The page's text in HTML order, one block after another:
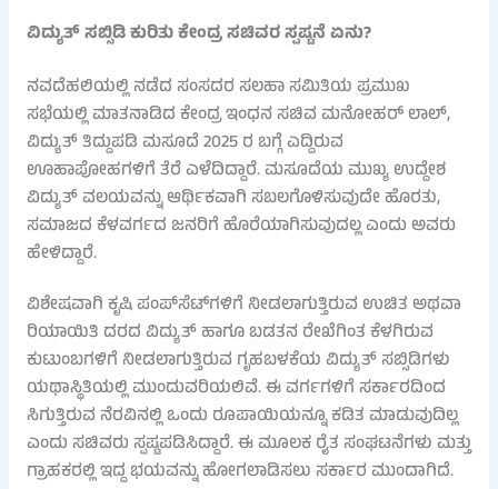
ವಿದ್ಯುತ್ ಸಬ್ಸಿಡಿ ಕುರಿತು ಕೇಂದ್ರ ಸಚಿವರ ಸ್ಪಷ್ಟನೆ ಏನು?
ನವದೆಹಲಿಯಲ್ಲಿ ನಡೆದ ಸಂಸದರ ಸಲಹಾ ಸಮಿತಿಯ ಪ್ರಮುಖ
ಸಭೆಯಲ್ಲಿ ಮಾತನಾಡಿದ ಕೇಂದ್ರ ಇಂಧನ ಸಚಿವ ಮನೋಹರ್ ಲಾಲ್,
ವಿದ್ಯುತ್ ತಿದ್ದುಪಡಿ ಮಸೂದೆ 2025 ರ ಬಗ್ಗೆ ಎದ್ದಿರುವ
ಊಹಾಪೋಹಗಳಿಗೆ ತೆರೆ ಎಳೆದಿದ್ದಾರೆ. ಮಸೂದೆಯ ಮುಖ್ಯ ಉದ್ದೇಶ
ವಿದ್ಯುತ್ ವಲಯವನ್ನು ಆರ್ಥಿಕವಾಗಿ ಸಬಲಗೊಳಿಸುವುದೇ ಹೊರತು,
ಸಮಾಜದ ಕೆಳವರ್ಗದ ಜನರಿಗೆ ಹೊರೆಯಾಗಿಸುವುದಲ್ಲ ಎಂದು ಅವರು
ಹೇಳಿದ್ದಾರೆ.
ವಿಶೇಷವಾಗಿ ಕೃಷಿ ಪಂಪ್‌ಸೆಟ್‌ಗಳಿಗೆ ನೀಡಲಾಗುತ್ತಿರುವ ಉಚಿತ ಅಥವಾ
ರಿಯಾಯಿತಿ ದರದ ವಿದ್ಯುತ್ ಹಾಗೂ ಬಡತನ ರೇಖೆಗಿಂತ ಕೆಳಗಿರುವ
ಕುಟುಂಬಗಳಿಗೆ ನೀಡಲಾಗುತ್ತಿರುವ ಗೃಹಬಳಕೆಯ ವಿದ್ಯುತ್ ಸಬ್ಸಿಡಿಗಳು
ಯಥಾಸ್ಥಿತಿಯಲ್ಲಿ ಮುಂದುವರಿಯಲಿವೆ. ಈ ವರ್ಗಗಳಿಗೆ ಸರ್ಕಾರದಿಂದ
ಸಿಗುತ್ತಿರುವ ನೆರವಿನಲ್ಲಿ ಒಂದು ರೂಪಾಯಿಯನ್ನೂ ಕಡಿತ ಮಾಡುವುದಿಲ್ಲ
ಎಂದು ಸಚಿವರು ಸ್ಪಷ್ಟಪಡಿಸಿದ್ದಾರೆ. ಈ ಮೂಲಕ ರೈತ ಸಂಘಟನೆಗಳು ಮತ್ತು
ಗ್ರಾಹಕರಲ್ಲಿ ಇದ್ದ ಭಯವನ್ನು ಹೋಗಲಾಡಿಸಲು ಸರ್ಕಾರ ಮುಂದಾಗಿದೆ.